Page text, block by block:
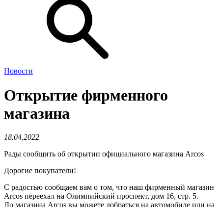
Новости
Открытие фирменного
магазина
18.04.2022
Рады сообщить об открытии официального магазина Arcos
Дорогие покупатели!
С радостью сообщаем вам о том, что наш фирменный магазин
Arcos переехал на Олимпийский проспект, дом 16, стр. 5.
До магазина Arcos вы можете добраться на автомобиле или на